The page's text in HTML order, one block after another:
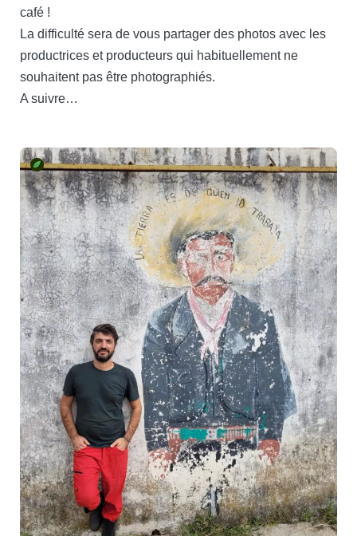
café !
La difficulté sera de vous partager des photos avec les
productrices et producteurs qui habituellement ne
souhaitent pas être photographiés.
A suivre…